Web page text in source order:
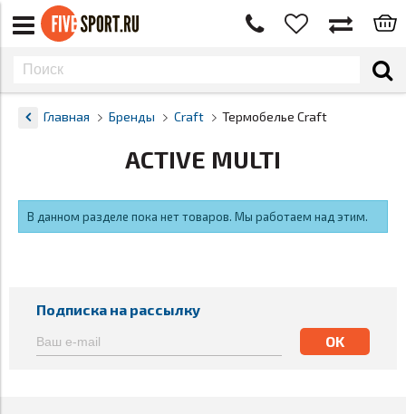
Главная Бренды Craft Термобелье Craft
ACTIVE MULTI
В данном разделе пока нет товаров. Мы работаем над этим.
Подписка на рассылку